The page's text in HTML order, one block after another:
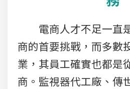
電商人才不足一直
商的首要挑戰，而多數
業，其員工確實也都是
商。監視器代工廠、傳